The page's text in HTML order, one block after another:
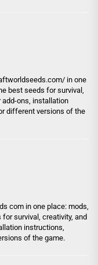
in one
best seeds for survival,
add-ons, installation
different versions of the
com in one place: mods,
survival, creativity, and
instructions,
of the game.